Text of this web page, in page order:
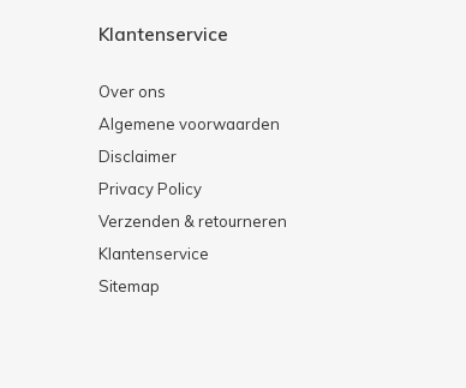
Klantenservice
Over ons
Algemene voorwaarden
Disclaimer
Privacy Policy
Verzenden & retourneren
Klantenservice
Sitemap